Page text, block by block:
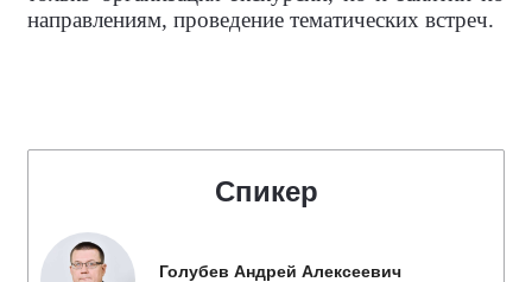
направлениям, проведение тематических встреч.
Спикер
Голубев Андрей Алексеевич